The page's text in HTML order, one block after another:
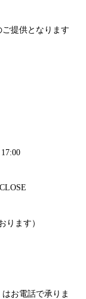
提供となります
ります）
はお電話で承りま